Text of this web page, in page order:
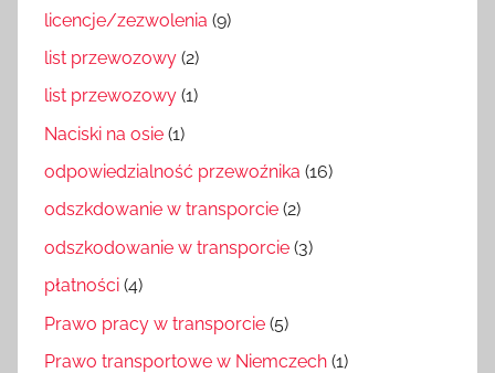
licencje/zezwolenia (9)
list przewozowy (2)
list przewozowy (1)
Naciski na osie (1)
odpowiedzialność przewoźnika (16)
odszkdowanie w transporcie (2)
odszkodowanie w transporcie (3)
płatności (4)
Prawo pracy w transporcie (5)
Prawo transportowe w Niemczech (1)